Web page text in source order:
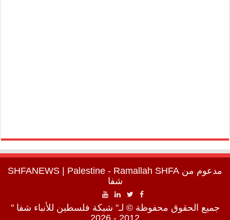
مدعوم من SHFANEWS | Palestine - Ramallah SHFA
شفا
جميع الحقوق محفوظة © لـ" شبكة فلسطين للأنباء شفا "